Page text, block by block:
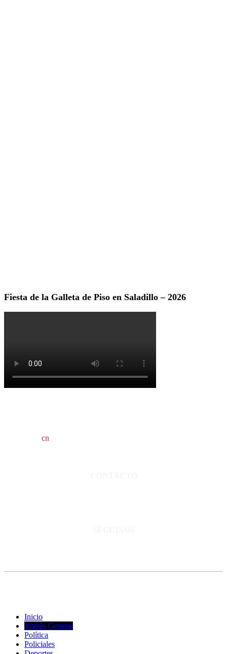
Fiesta de la Galleta de Piso en Saladillo – 2026
cn
Inicio
Interés General
Política
Policiales